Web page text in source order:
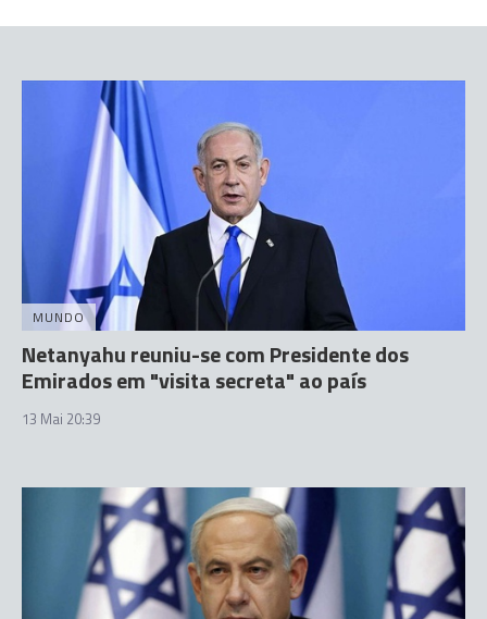
MUNDO
Netanyahu reuniu-se com Presidente dos
Emirados em "visita secreta" ao país
13 Mai 20:39